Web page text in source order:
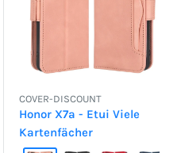
COVER-DISCOUNT
Honor X7a - Etui Viele
Kartenfächer